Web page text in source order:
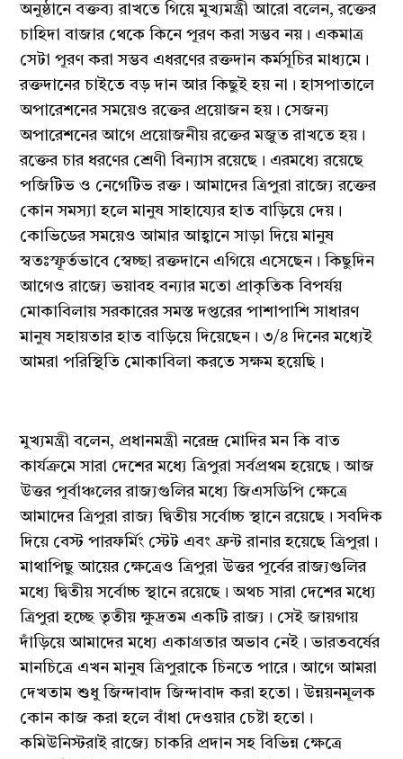
অনুষ্ঠানে বক্তব্য রাখতে গিয়ে মুখ্যমন্ত্রী আরো বলেন, রক্তের
চাহিদা বাজার থেকে কিনে পূরণ করা সম্ভব নয়। একমাত্র
সেটা পূরণ করা সম্ভব এধরণের রক্তদান কর্মসূচির মাধ্যমে।
রক্তদানের চাইতে বড় দান আর কিছুই হয় না। হাসপাতালে
অপারেশনের সময়েও রক্তের প্রয়োজন হয়। সেজন্য
অপারেশনের আগে প্রয়োজনীয় রক্তের মজুত রাখতে হয়।
রক্তের চার ধরণের শ্রেণী বিন্যাস রয়েছে। এরমধ্যে রয়েছে
পজিটিভ ও নেগেটিভ রক্ত। আমাদের ত্রিপুরা রাজ্যে রক্তের
কোন সমস্যা হলে মানুষ সাহায্যের হাত বাড়িয়ে দেয়।
কোভিডের সময়েও আমার আহ্বানে সাড়া দিয়ে মানুষ
স্বতঃস্ফূর্তভাবে স্বেচ্ছা রক্তদানে এগিয়ে এসেছেন। কিছুদিন
আগেও রাজ্যে ভয়াবহ বন্যার মতো প্রাকৃতিক বিপর্যয়
মোকাবিলায় সরকারের সমস্ত দপ্তরের পাশাপাশি সাধারণ
মানুষ সহায়তার হাত বাড়িয়ে দিয়েছেন। ৩/৪ দিনের মধ্যেই
আমরা পরিস্থিতি মোকাবিলা করতে সক্ষম হয়েছি।
মুখ্যমন্ত্রী বলেন, প্রধানমন্ত্রী নরেন্দ্র মোদির মন কি বাত
কার্যক্রমে সারা দেশের মধ্যে ত্রিপুরা সর্বপ্রথম হয়েছে। আজ
উত্তর পূর্বাঞ্চলের রাজ্যগুলির মধ্যে জিএসডিপি ক্ষেত্রে
আমাদের ত্রিপুরা রাজ্য দ্বিতীয় সর্বোচ্চ স্থানে রয়েছে। সবদিক
দিয়ে বেস্ট পারফর্মিং স্টেট এবং ফ্রন্ট রানার হয়েছে ত্রিপুরা।
মাথাপিছু আয়ের ক্ষেত্রেও ত্রিপুরা উত্তর পূর্বের রাজ্যগুলির
মধ্যে দ্বিতীয় সর্বোচ্চ স্থানে রয়েছে। অথচ সারা দেশের মধ্যে
ত্রিপুরা হচ্ছে তৃতীয় ক্ষুদ্রতম একটি রাজ্য। সেই জায়গায়
দাঁড়িয়ে আমাদের মধ্যে একাগ্রতার অভাব নেই। ভারতবর্ষের
মানচিত্রে এখন মানুষ ত্রিপুরাকে চিনতে পারে। আগে আমরা
দেখতাম শুধু জিন্দাবাদ জিন্দাবাদ করা হতো। উন্নয়নমূলক
কোন কাজ করা হলে বাঁধা দেওয়ার চেষ্টা হতো।
কমিউনিস্টরাই রাজ্যে চাকরি প্রদান সহ বিভিন্ন ক্ষেত্রে